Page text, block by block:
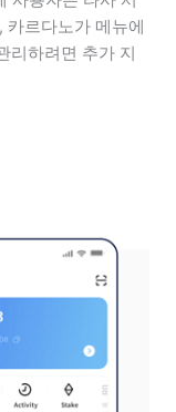
카르다노가 메뉴에
리하려면 추가 지